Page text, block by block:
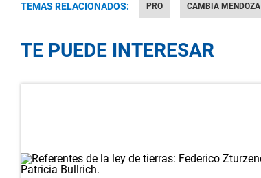
TEMAS RELACIONADOS: PRO CAMBIA MENDOZA
TE PUEDE INTERESAR